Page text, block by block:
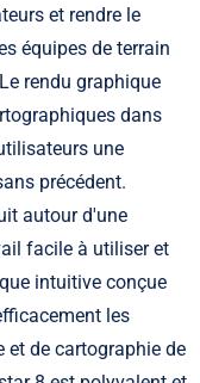
et rendre le
équipes de terrain
rendu graphique
dans
une
précédent.
autour d'une
facile à utiliser et
intuitive conçue
les
et de cartographie de